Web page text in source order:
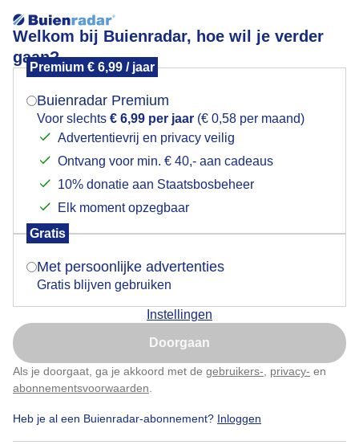
Welkom bij Buienradar, hoe wil je verder
gaan?
Premium € 6,99 / jaar
Buienradar Premium
Voor slechts € 6,99 per jaar (€ 0,58 per maand)
Advertentievrij en privacy veilig
Ontvang voor min. € 40,- aan cadeaus
10% donatie aan Staatsbosbeheer
Elk moment opzegbaar
Gratis
Met persoonlijke advertenties
Gratis blijven gebruiken
Instellingen
Doorgaan
Als je doorgaat, ga je akkoord met de gebruikers- privacy- en
abonnementsvoorwaarden
Heb je al een Buienradar-abonnement? Inloggen
Zon en wolkenvelden
Zojuist in de polder bij Kats Zeeland
Mogen we je locatie gebruiken voor het
Indien je hier nog geen akkoord op hebt gegeven,
verschijnt er zo een pop-up uit je browser waarin
Is goed, toon de popup
Nu niet, misschien later
Klik hierom dit aan te passen